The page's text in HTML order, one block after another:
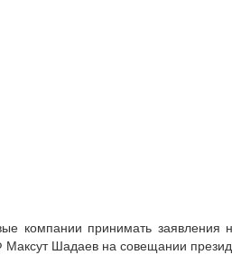
компании принимать
Шадаев на совещании